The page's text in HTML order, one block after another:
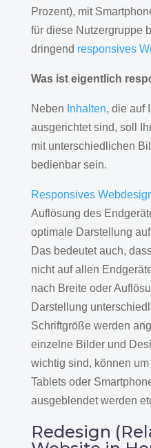
Prozent), mit
für diese Nutzergruppe
dringend responsives
Was ist eigentlich
Neben Inhalten, die auf
ausgerichtet sind, soll
mit unterschiedlichen
bedienbar sein.
Responsives
Auflösung des
optimale Darstellung
Das bedeutet auch,
nicht auf allen
nach Breite oder
Darstellung
Schriftgröße werden
einzelne Bilder und
wichtig sind, können
Tablets oder
ausgeblendet werden
Redesign